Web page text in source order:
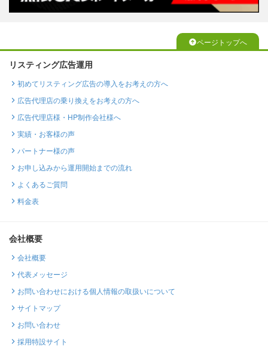
ページトップへ
リスティング広告運用
初めてリスティング広告の導入をお考えの方へ
広告代理店の乗り換えをお考えの方へ
広告代理店様・HP制作会社様へ
実績・お客様の声
パートナー様の声
お申し込みから運用開始までの流れ
よくあるご質問
料金表
会社概要
会社概要
代表メッセージ
お問い合わせにおける個人情報の取扱いについて
サイトマップ
お問い合わせ
採用特設サイト